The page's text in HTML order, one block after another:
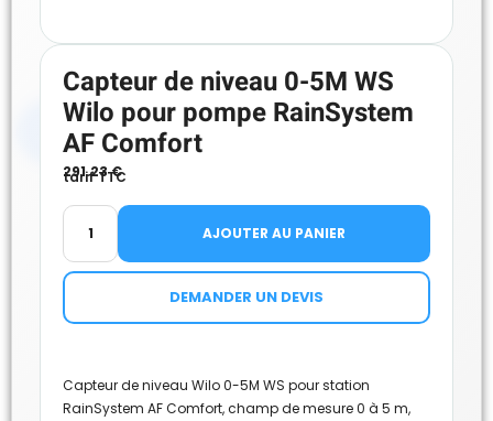
Capteur de niveau 0-5M WS
Wilo pour pompe RainSystem
AF Comfort
291.23€
tarif TTC
AJOUTER AU PANIER
DEMANDER UN DEVIS
Capteur de niveau Wilo 0-5M WS pour station
RainSystem AF Comfort, champ de mesure 0 à 5 m,